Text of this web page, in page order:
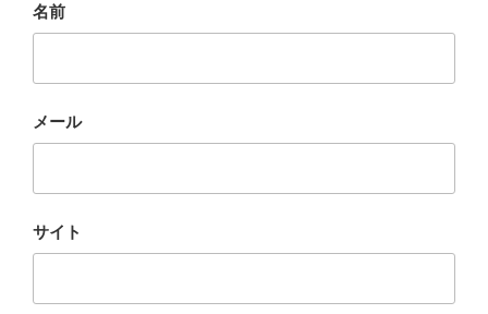
名前
メール
サイト